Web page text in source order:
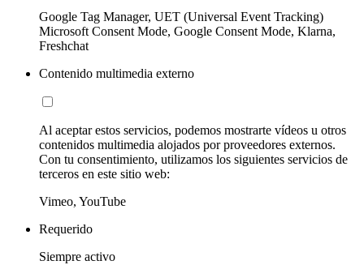
Google Tag Manager, UET (Universal Event Tracking)
Microsoft Consent Mode, Google Consent Mode, Klarna,
Freshchat
Contenido multimedia externo
Al aceptar estos servicios, podemos mostrarte vídeos u otros
contenidos multimedia alojados por proveedores externos.
Con tu consentimiento, utilizamos los siguientes servicios de
terceros en este sitio web:
Vimeo, YouTube
Requerido
Siempre activo